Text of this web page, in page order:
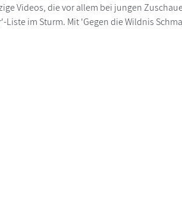
Videos, die vor allem bei jungen
Liste im Sturm. Mit 'Gegen die Wildnis